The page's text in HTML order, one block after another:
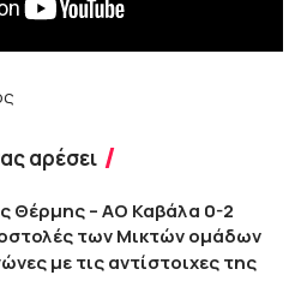
αρέσει
Θέρμης – ΑΟ Καβάλα 0-2
των Μικτών ομάδων
με τις αντίστοιχες της